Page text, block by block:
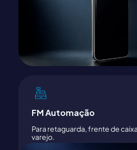
FM Automação
Para retaguarda, frente de
varejo.